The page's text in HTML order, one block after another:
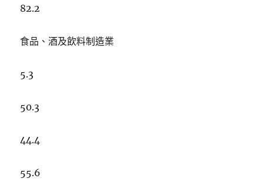
82.2
食品、酒及飲料制造業
5.3
50.3
44.4
55.6